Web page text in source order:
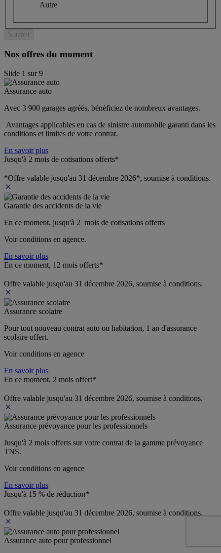
Autre
Suivant
Nos offres du moment
Slide 1 sur9
Assurance auto
Avec 3 900 garages agréés, bénéficiez de nombreux avantages.
Avantages applicables en cas de sinistre automobile garanti dans les
conditions et limites de votre contrat.
En savoir plus
Jusqu'à 2 mois de cotisations offerts*
*Offre valable jusqu'au 31 décembre 2026*, soumise à conditions.
Garantie des accidents de la vie
En ce moment, jusqu'à 2  mois de cotisations offerts
Voir conditions en agence.
En savoir plus
En ce moment, 12 mois offerts*
Offre valable jusqu'au 31 décembre 2026, soumise à conditions.
Assurance scolaire
Pour tout nouveau contrat auto ou habitation, 1 an d'assurance
scolaire offert.
Voir conditions en agence
En savoir plus
En ce moment, 2 mois offert*
Offre valable jusqu'au 31 décembre 2026, soumise à conditions.
Assurance prévoyance pour les professionnels
Jusqu'à 2 mois offerts sur votre contrat de la gamme prévoyance
TNS.
Voir conditions en agence
En savoir plus
Jusqu'à 15 % de réduction*
Offre valable jusqu'au 31 décembre 2026, soumise à conditions.
Assurance auto pour professionnel